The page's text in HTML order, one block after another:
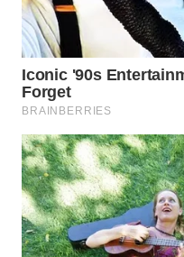
SUMEDANG
WN
CIANJUR
WN
KEPULAUAN
SERIBU
WN
TANGERANG